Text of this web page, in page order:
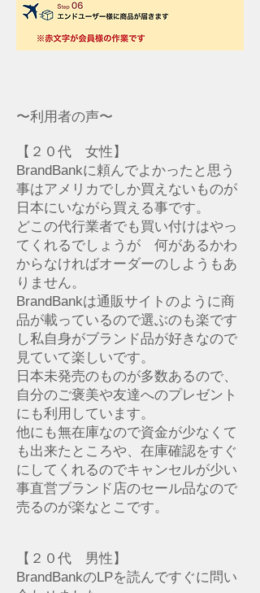
〜利用者の声〜
【２０代 女性】
BrandBankに頼んでよかったと思う
事はアメリカでしか買えないものが
日本にいながら買える事です。
どこの代行業者でも買い付けはやっ
てくれるでしょうが 何があるかわ
からなければオーダーのしようもあ
りません。
BrandBankは通販サイトのように商
品が載っているので選ぶのも楽です
し私自身がブランド品が好きなので
見ていて楽しいです。
日本未発売のものが多数あるので、
自分のご褒美や友達へのプレゼント
にも利用しています。
他にも無在庫なので資金が少なくて
も出来たところや、在庫確認をすぐ
にしてくれるのでキャンセルが少い
事直営ブランド店のセール品なので
売るのが楽なとこです。
【２０代 男性】
BrandBankのLPを読んですぐに問い